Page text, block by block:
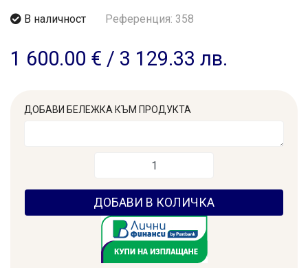
В наличност Референция: 358
1 600.00 € / 3 129.33 лв.
ДОБАВИ БЕЛЕЖКА КЪМ ПРОДУКТА
ДОБАВИ В КОЛИЧКА